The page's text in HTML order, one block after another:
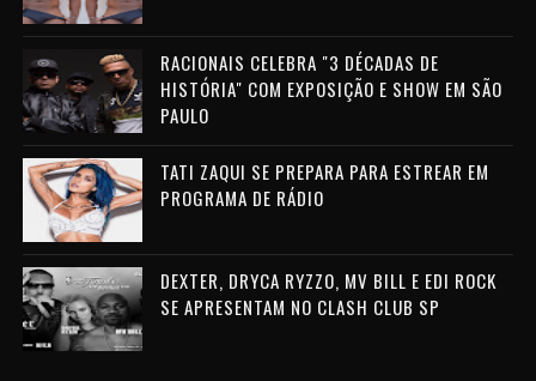
RACIONAIS CELEBRA "3 DÉCADAS DE
HISTÓRIA" COM EXPOSIÇÃO E SHOW EM SÃO
PAULO
TATI ZAQUI SE PREPARA PARA ESTREAR EM
PROGRAMA DE RÁDIO
DEXTER, DRYCA RYZZO, MV BILL E EDI ROCK
SE APRESENTAM NO CLASH CLUB SP